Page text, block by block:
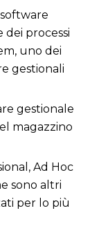
dei processi
uno dei
gestionali
gestionale
magazzino
Ad Hoc
sono altri
per lo più